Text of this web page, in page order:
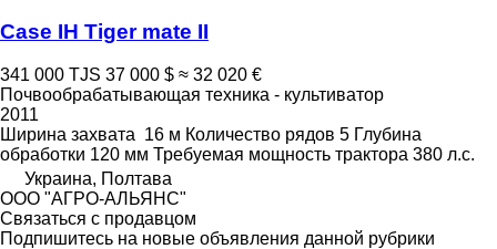
Case IH Tiger mate II
341 000 TJS 37 000 $ ≈ 32 020 €
Почвообрабатывающая техника - культиватор
2011
Ширина захвата 16 м Количество рядов 5 Глубина
обработки 120 мм Требуемая мощность трактора 380 л.с.
Украина, Полтава
ООО "АГРО-АЛЬЯНС"
Связаться с продавцом
Подпишитесь на новые объявления данной рубрики